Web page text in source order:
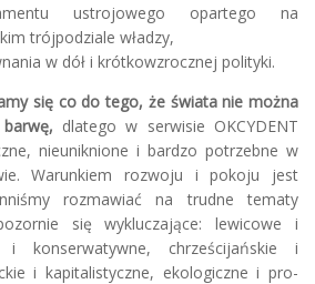
ustrojowego opartego na
trójpodziale władzy,
w dół i krótkowzrocznej polityki.
się co do tego, że świata nie można
dlatego w serwisie OKCYDENT
nieuniknione i bardzo potrzebne w
Warunkiem rozwoju i pokoju jest
rozmawiać na trudne tematy
się wykluczające: lewicowe i
i konserwatywne, chrześcijańskie i
i kapitalistyczne, ekologiczne i pro-